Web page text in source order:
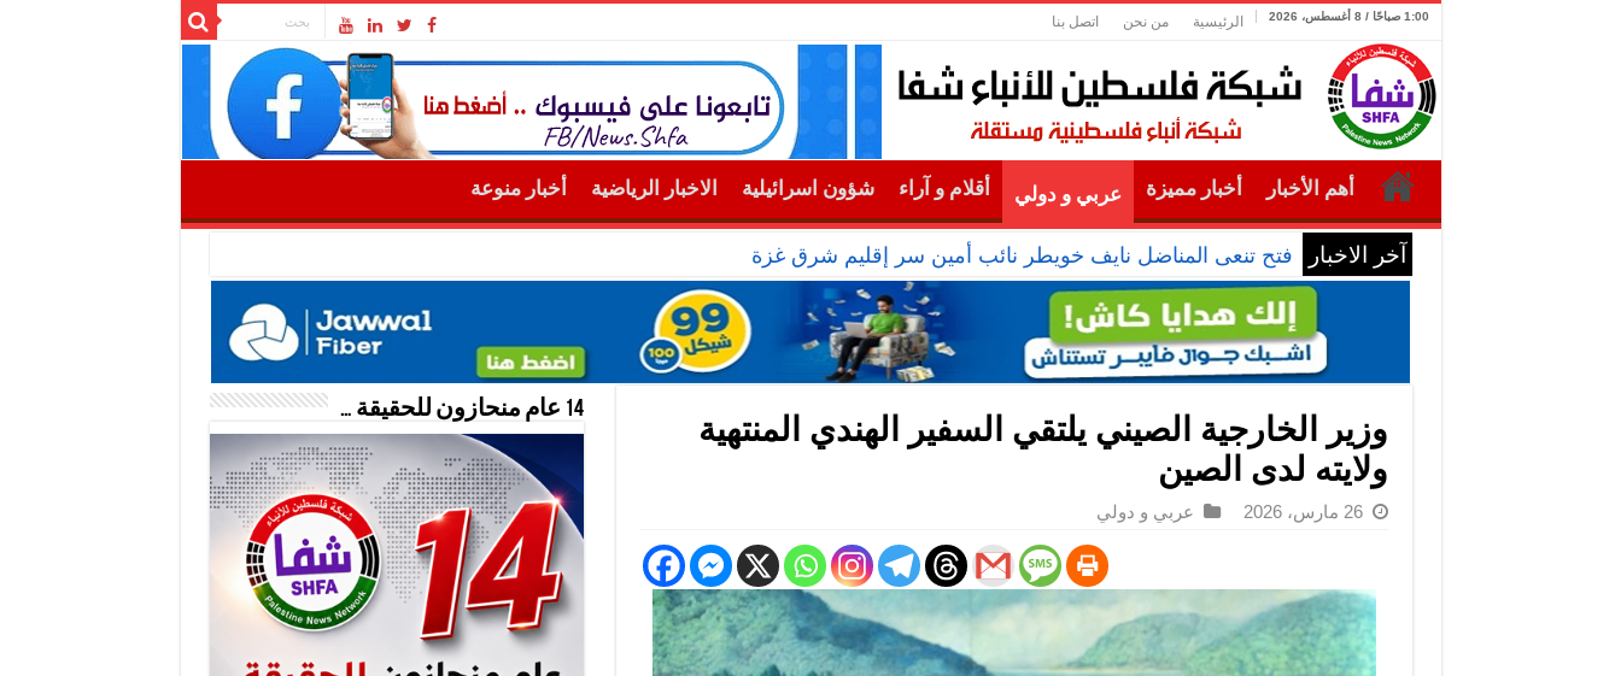
1:00 صباحًا / 8 أغسطس، 2026 الرئيسية من نحن اتصل بنا
أهم الأخبار أخبار مميزة عربي و دولي أقلام و آراء شؤون اسرائيلية الاخبار الرياضية أخبار منوعة
آخر الاخبار فتح تنعى المناضل نايف خويطر نائب أمين سر إقليم شرق غزة
وزير الخارجية الصيني يلتقي السفير الهندي المنتهية
ولايته لدى الصين
26 مارس، 2026 عربي و دولي
14 عام منحازون للحقيقة …